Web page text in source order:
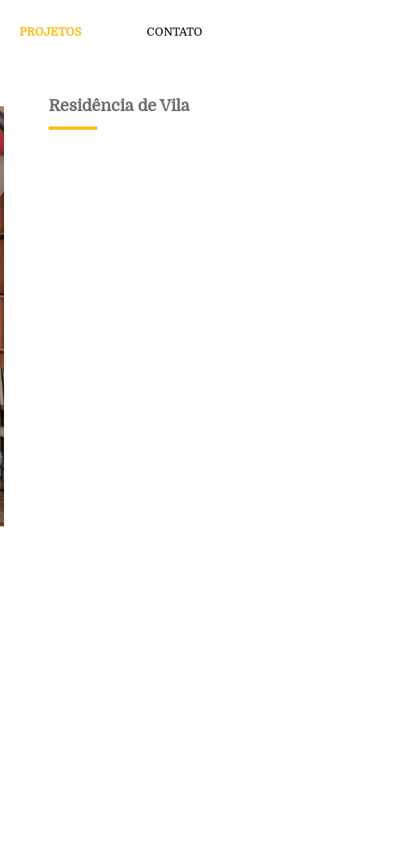
PROJETOS CONTATO
Residência de Vila